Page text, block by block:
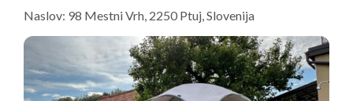
Naslov: 98 Mestni Vrh, 2250 Ptuj, Slovenija